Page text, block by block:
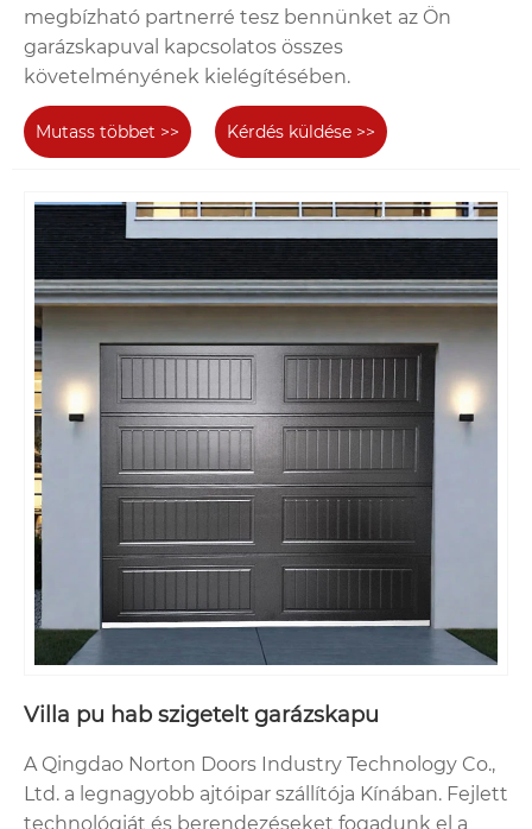
megbízható partnerré tesz bennünket az Ön
garázskapuval kapcsolatos összes
követelményének kielégítésében.
Mutass többet >> Kérdés küldése >>
Villa pu hab szigetelt garázskapu
A Qingdao Norton Doors Industry Technology Co.,
Ltd. a legnagyobb ajtóipar szállítója Kínában. Fejlett
technológiát és berendezéseket fogadunk el a